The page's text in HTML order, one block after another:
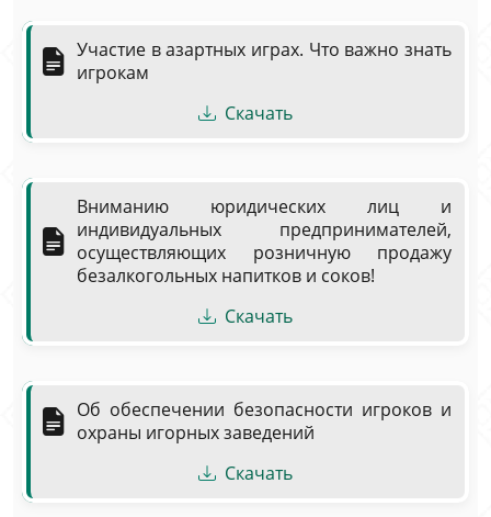
Участие в азартных играх. Что важно знать
игрокам
Скачать
Вниманию юридических лиц и
индивидуальных предпринимателей,
осуществляющих розничную продажу
безалкогольных напитков и соков!
Скачать
Об обеспечении безопасности игроков и
охраны игорных заведений
Скачать